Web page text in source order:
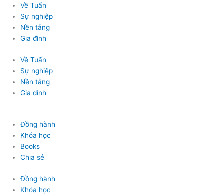
Nhảy
dung
Về Tuấn
Sự nghiệp
Nền tảng
Gia đình
Về Tuấn
Sự nghiệp
Nền tảng
Gia đình
Đồng hành
Khóa học
Books
Chia sẻ
Đồng hành
Khóa học